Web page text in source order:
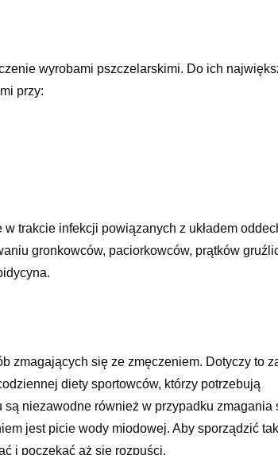
wyrobami pszczelarskimi. Do ich
przy:
trakcie infekcji powiązanych z układem
gronkowców, paciorkowców, prątków
zmagających się ze zmęczeniem. Dotyczy to
diety sportowców, którzy potrzebują
niezawodne również w przypadku zmagania
jest picie wody miodowej. Aby sporządzić
i poczekać aż się rozpuści.